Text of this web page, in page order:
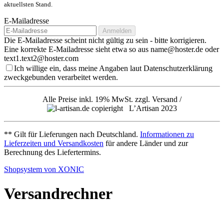
aktuellsten Stand.
E-Mailadresse
Anmelden
Die E-Mailadresse scheint nicht gültig zu sein - bitte korrigieren.
Eine korrekte E-Mailadresse sieht etwa so aus name@hoster.de oder
text1.text2@hoster.com
Ich willige ein, dass meine Angaben laut Datenschutzerklärung
zweckgebunden verarbeitet werden.
Alle Preise inkl. 19% MwSt. zzgl. Versand /
L’Artisan 2023
** Gilt für Lieferungen nach Deutschland. Informationen zu
Lieferzeiten und Versandkosten für andere Länder und zur
Berechnung des Liefertermins.
Shopsystem von XONIC
Versandrechner